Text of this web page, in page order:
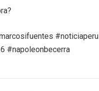
#noticiaperu
#napoleonbecerra